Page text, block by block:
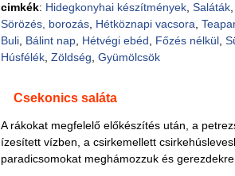
cimkék: Hidegkonyhai készítmények, Saláták,
Sörözés, borozás, Hétköznapi vacsora
Buli, Bálint nap, Hétvégi ebéd Főzés nélkül,
Húsfélék, Zöldség Gyümölcsök
Csekonics saláta
A rákokat megfelelő előkészítés után, a
ízesített vízben, a csirkemellett
paradicsomokat meghámozzuk és